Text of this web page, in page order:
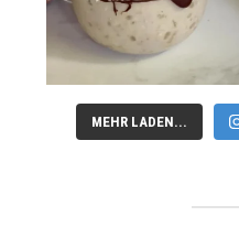
MEHR LADEN...